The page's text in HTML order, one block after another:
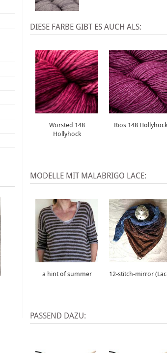
DIESE FARBE GIBT ES AUCH ALS:
Worsted 148
Hollyhock
Rios 148 Hollyhock
MODELLE MIT MALABRIGO LACE:
a hint of summer 12-stitch-mirror
PASSEND DAZU: